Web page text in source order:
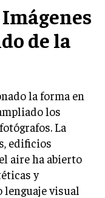
de la
la forma en
los
La
edificios
aire ha abierto
y
lenguaje visual